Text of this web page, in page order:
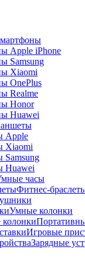
Apple iPhone
Samsung
Xiaomi
OnePlus
Realme
Honor
Huawei
Apple
Xiaomi
Huawei
часы
Фитнес-
Умные колонки
Игровые
Зарядные